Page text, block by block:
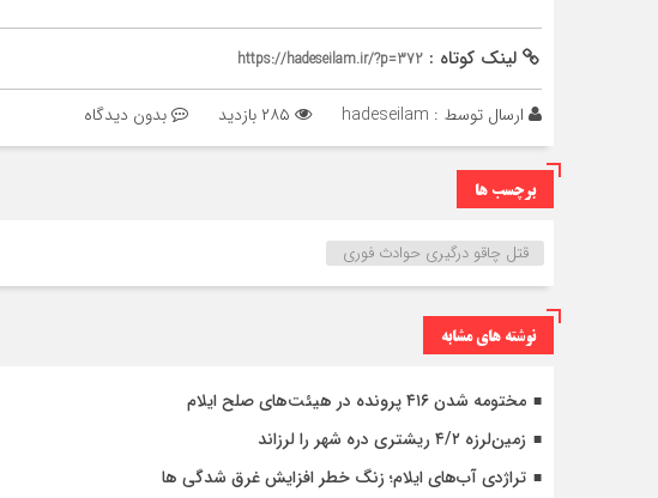
لینک کوتاه : https://hadeseilam.ir/?p=372
ارسال توسط : hadeseilam بدون دیدگاه
برچسب ها
قتل چاقو درگیری حوادث فوری
نوشته های مشابه
مختومه شدن ۴۱۶ پرونده در هیئت‌های صلح ایلام
زمین‌لرزه ۴/۲ ریشتری دره شهر را لرزاند
تراژدی آب‌های ایلام؛ زنگ خطر افزایش غرق شدگی ها